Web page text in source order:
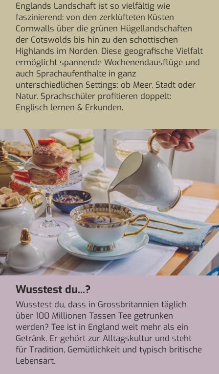
Englands Landschaft ist so vielfältig wie
faszinierend: von den zerklüfteten Küsten
Cornwalls über die grünen Hügellandschaften
der Cotswolds bis hin zu den schottischen
Highlands im Norden. Diese geografische Vielfalt
ermöglicht spannende Wochenendausflüge und
auch Sprachaufenthalte in ganz
unterschiedlichen Settings: ob Meer, Stadt oder
Natur. Sprachschüler profitieren doppelt:
Englisch lernen & Erkunden.
Wusstest du...?
Wusstest du, dass in Grossbritannien täglich
über 100 Millionen Tassen Tee getrunken
werden? Tee ist in England weit mehr als ein
Getränk. Er gehört zur Alltagskultur und steht
für Tradition, Gemütlichkeit und typisch britische
Lebensart.